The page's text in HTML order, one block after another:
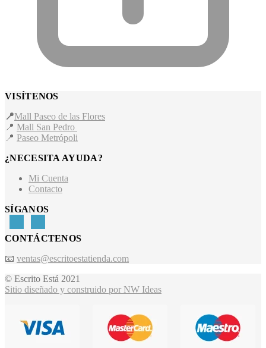
VISÍTENOS
📍Mall Paseo de las Flores
📍 Mall San Pedro
📍 Paseo Metrópoli
¿NECESITA AYUDA?
Mi Cuenta
Contacto
SÍGANOS
CONTÁCTENOS
📧 ventas@escritoestatienda.com
© Escrito Está 2021
Sitio diseñado y construido por NW Ideas